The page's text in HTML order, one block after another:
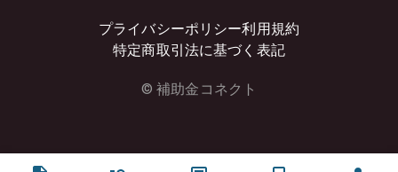
プライバシーポリシー利用規約
特定商取引法に基づく表記
© 補助金コネクト